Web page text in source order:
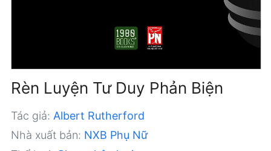
Rèn Luyện Tư Duy Phản Biện
Tác giả: Albert Rutherford
Nhà xuất bản: NXB Phụ Nữ